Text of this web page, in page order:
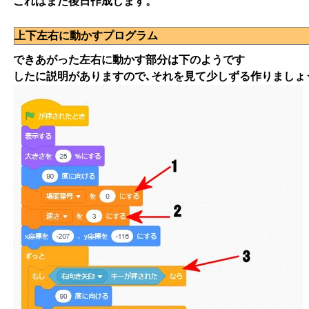
上下左右に動かすプログラム
できあがった左右に動かす部分は下のようです
したに説明がありますので､それを見て少しずる作りましょ